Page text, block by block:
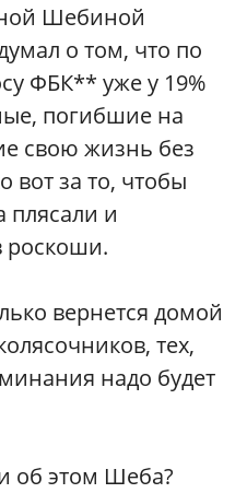
Шебиной
о том, что по
ФБК** уже у 19%
погибшие на
свою жизнь без
вот за то, чтобы
плясали и
роскоши.
вернется домой
тех,
надо будет
об этом Шеба?